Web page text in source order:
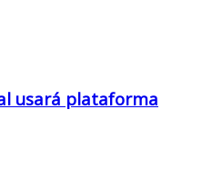
usará plataforma